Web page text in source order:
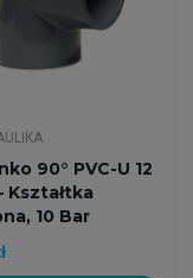
90° PVC-U 12
Kształtka
10 Bar